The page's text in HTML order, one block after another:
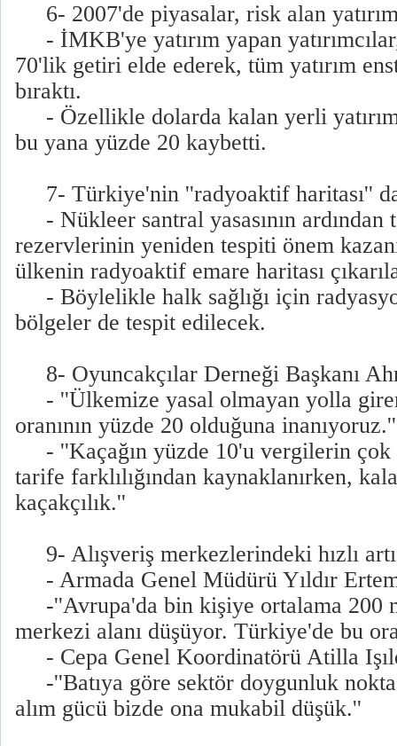
6- 2007'de piyasalar, risk alan
- İMKB'ye yatırım yapan
70'lik getiri elde ederek, tüm yatırım
bıraktı.
- Özellikle dolarda kalan yerli
bu yana yüzde 20 kaybetti.
7- Türkiye'nin ''radyoaktif haritası''
- Nükleer santral yasasının ardından
rezervlerinin yeniden tespiti önem
ülkenin radyoaktif emare haritası
- Böylelikle halk sağlığı için
bölgeler de tespit edilecek.
8- Oyuncakçılar Derneği Başkanı
- ''Ülkemize yasal olmayan yolla
oranının yüzde 20 olduğuna inanıyoruz.''
- ''Kaçağın yüzde 10'u vergilerin çok
tarife farklılığından kaynaklanırken,
kaçakçılık.''
9- Alışveriş merkezlerindeki hızlı
- Armada Genel Müdürü Yıldır
-''Avrupa'da bin kişiye ortalama 200
merkezi alanı düşüyor. Türkiye'de bu
- Cepa Genel Koordinatörü Atilla
-''Batıya göre sektör doygunluk
alım gücü bizde ona mukabil düşük.''